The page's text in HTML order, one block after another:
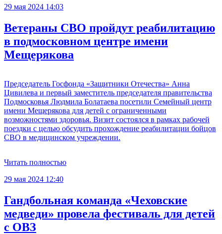
29 мая 2024 14:03
Ветераны СВО пройдут реабилитацию
в подмосковном центре имени
Мещерякова
Председатель Госфонда «Защитники Отечества» Анна
Цивилева и первый заместитель председателя правительства
Подмосковья Людмила Болатаева посетили Семейный центр
имени Мещерякова для детей с ограниченными
возможностями здоровья. Визит состоялся в рамках рабочей
поездки с целью обсудить прохождение реабилитации бойцов
СВО в медицинском учреждении.
Читать полностью
29 мая 2024 12:40
Гандбольная команда «Чеховские
медведи» провела фестиваль для детей
с ОВЗ